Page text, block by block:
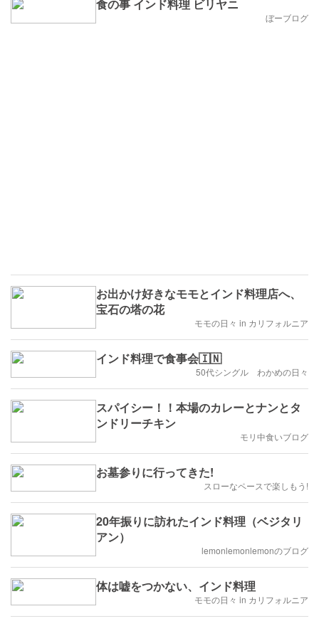
食の事 インド料理 ビリヤニ
ぼーブログ
お出かけ好きなモモとインド料理店へ、
宝石の塔の花
モモの日々 in カリフォルニア
インド料理で食事会🇮🇳
50代シングル わかめの日々
スパイシー！！本場のカレーとナンとタ
ンドリーチキン
モリ中食いブログ
お墓参りに行ってきた!
スローなペースで楽しもう!
20年振りに訪れたインド料理（ベジタリ
アン）
lemonlemonlemonのブログ
体は嘘をつかない、インド料理
モモの日々 in カリフォルニア